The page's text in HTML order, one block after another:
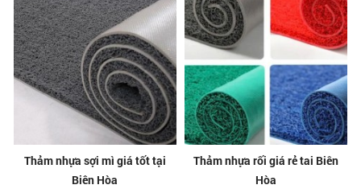
Thảm nhựa sợi mì giá tốt tại
Biên Hòa
Thảm nhựa rối giá rẻ tai Biên
Hòa